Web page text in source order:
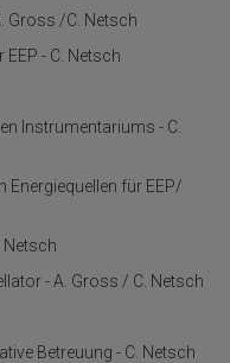
Gross /C. Netsch
- C. Netsch
Instrumentariums - C.
Energiequellen für EEP/
Netsch
- A. Gross / C. Netsch
Betreuung - C. Netsch